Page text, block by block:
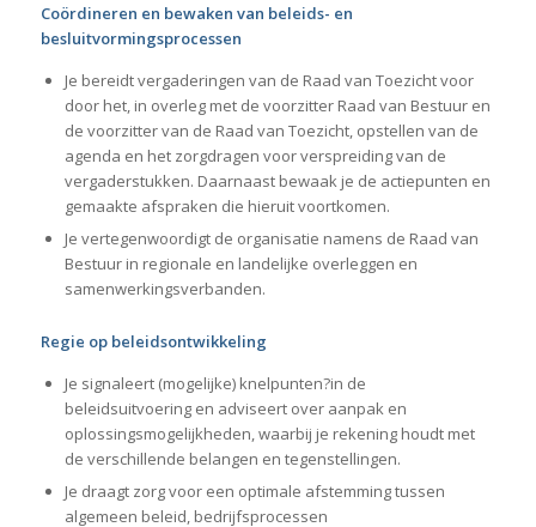
Coördineren en bewaken van beleids- en
besluitvormingsprocessen
Je bereidt vergaderingen van de Raad van Toezicht voor
door het, in overleg met de voorzitter Raad van Bestuur en
de voorzitter van de Raad van Toezicht, opstellen van de
agenda en het zorgdragen voor verspreiding van de
vergaderstukken. Daarnaast bewaak je de actiepunten en
gemaakte afspraken die hieruit voortkomen.
Je vertegenwoordigt de organisatie namens de Raad van
Bestuur in regionale en landelijke overleggen en
samenwerkingsverbanden.
Regie op beleidsontwikkeling
Je signaleert (mogelijke) knelpunten?in de
beleidsuitvoering en adviseert over aanpak en
oplossingsmogelijkheden, waarbij je rekening houdt met
de verschillende belangen en tegenstellingen.
Je draagt zorg voor een optimale afstemming tussen
algemeen beleid, bedrijfsprocessen